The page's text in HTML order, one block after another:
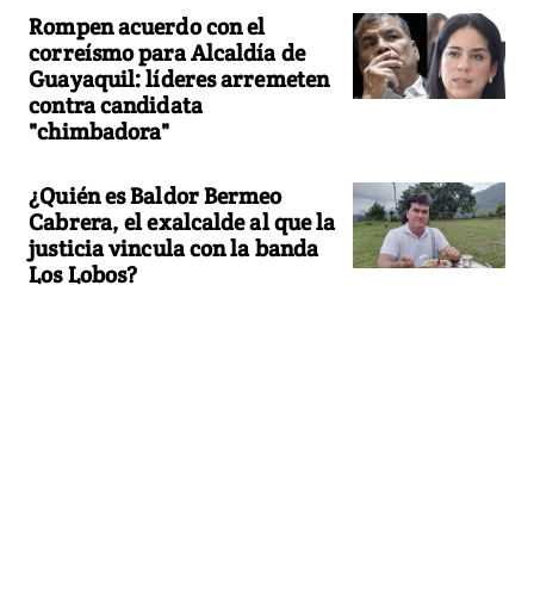
Rompen acuerdo con el
correísmo para Alcaldía de
Guayaquil: líderes arremeten
contra candidata
"chimbadora"
¿Quién es Baldor Bermeo
Cabrera, el exalcalde al que la
justicia vincula con la banda
Los Lobos?